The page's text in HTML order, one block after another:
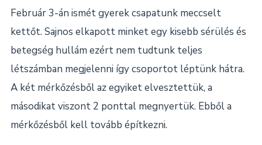
Február 3-án ismét gyerek csapatunk meccselt
kettőt. Sajnos elkapott minket egy kisebb sérülés és
betegség hullám ezért nem tudtunk teljes
létszámban megjelenni így csoportot léptünk hátra.
A két mérkőzésből az egyiket elvesztettük, a
másodikat viszont 2 ponttal megnyertük. Ebből a
mérkőzésből kell tovább építkezni.